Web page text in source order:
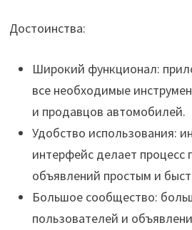
Достоинства:
Широкий функционал:
все необходимые
и продавцов автомобилей.
Удобство использования:
интерфейс делает процесс
объявлений простым и
Большое сообщество:
пользователей и